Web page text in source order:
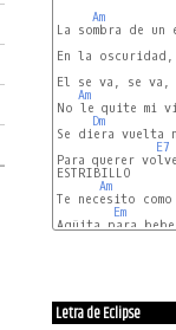
Am
La sombra de
En la
El se va, se va,
Am
No le quite mi
Dm
Se diera vuelta
E7
Para querer
ESTRIBILLO
Am
Te necesito como
Em
Agüita para
Letra de Eclipse